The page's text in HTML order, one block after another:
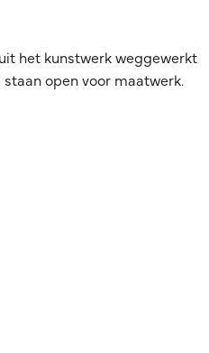
het kunstwerk weggewerkt
open voor maatwerk.